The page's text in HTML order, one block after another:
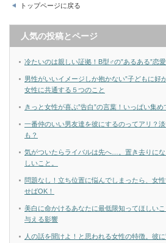
トップページに戻る
人気の投稿とページ
冷たいのは親しい証拠！B型♂の”あるある”恋
男性がいいイメージしか抱かない”子どもに好
女性に共通する５つのこと
きっと女性が喜ぶ”告白”の言葉！いっぱい集め
一番仲のいい男友達を彼にするのってアリ？
も？
気がついたらライバルは先へ…。置き去りに
しいこと。
問題なし！立ち位置に悩んでしまったら、女
せばOK！
美白に命かけるあなたに最低限知ってほしい
与える影響
人の話を聞けよ！と思われる女性の特徴。彼